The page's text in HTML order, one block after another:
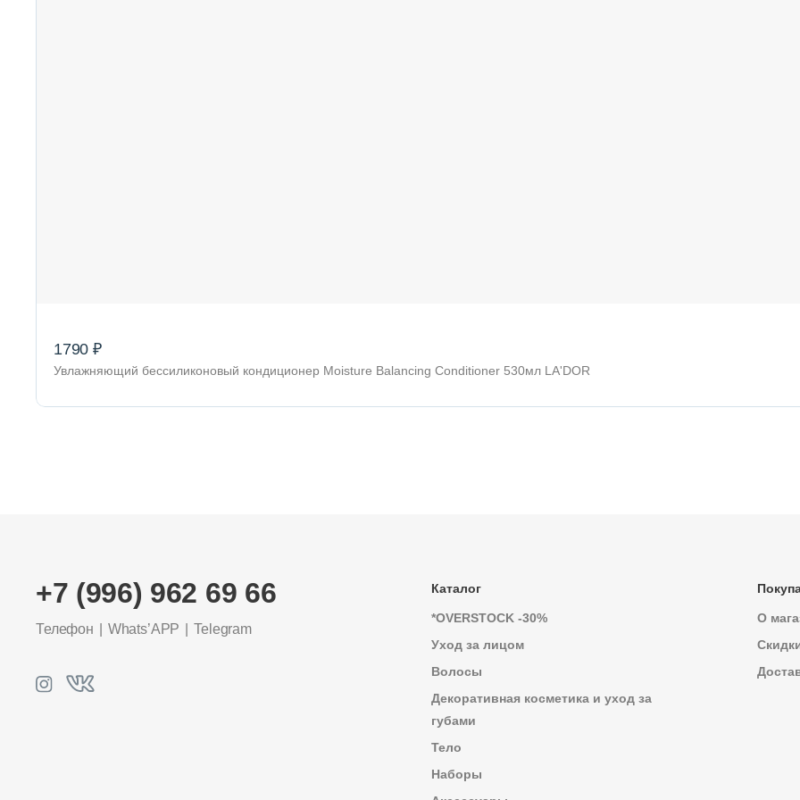
1790 ₽
Увлажняющий бессиликоновый кондиционер Moisture Balancing Conditioner 530мл LA'DOR
+7 (996) 962 69 66
Телефон Whats’APP Telegram
Каталог
*OVERSTOCK -30%
Уход за лицом
Волосы
Декоративная косметика и уход за
губами
Тело
Наборы
О